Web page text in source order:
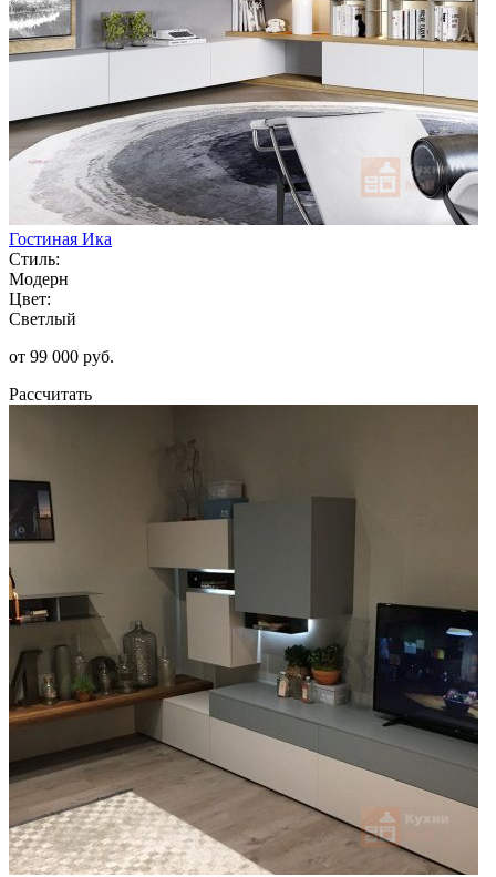
Гостиная Ика
Стиль:
Модерн
Цвет:
Светлый
от 99 000 руб.
Рассчитать